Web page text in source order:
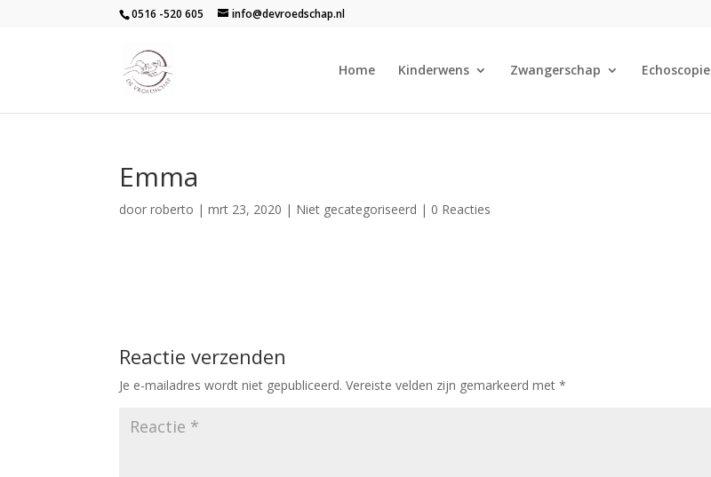
0516 -520 605 info@devroedschap.nl
Home Kinderwens Zwangerschap Echoscopie
Emma
doorroberto |mrt 23, 2020 | Niet gecategoriseerd | 0 Reacties
Reactie verzenden
Je e-mailadres wordt niet gepubliceerd. Vereiste velden zijn gemarkeerd met*